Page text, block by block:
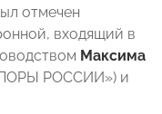
отмечен
входящий в
Максима
РОССИИ») и